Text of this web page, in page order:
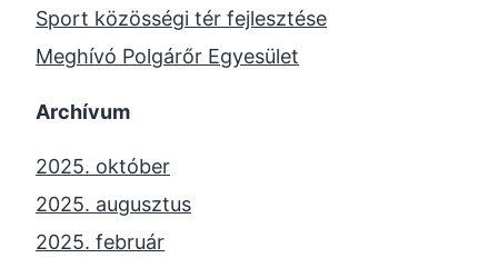
Sport közösségi tér fejlesztése
Meghívó Polgárőr Egyesület
Archívum
2025. október
2025. augusztus
2025. február